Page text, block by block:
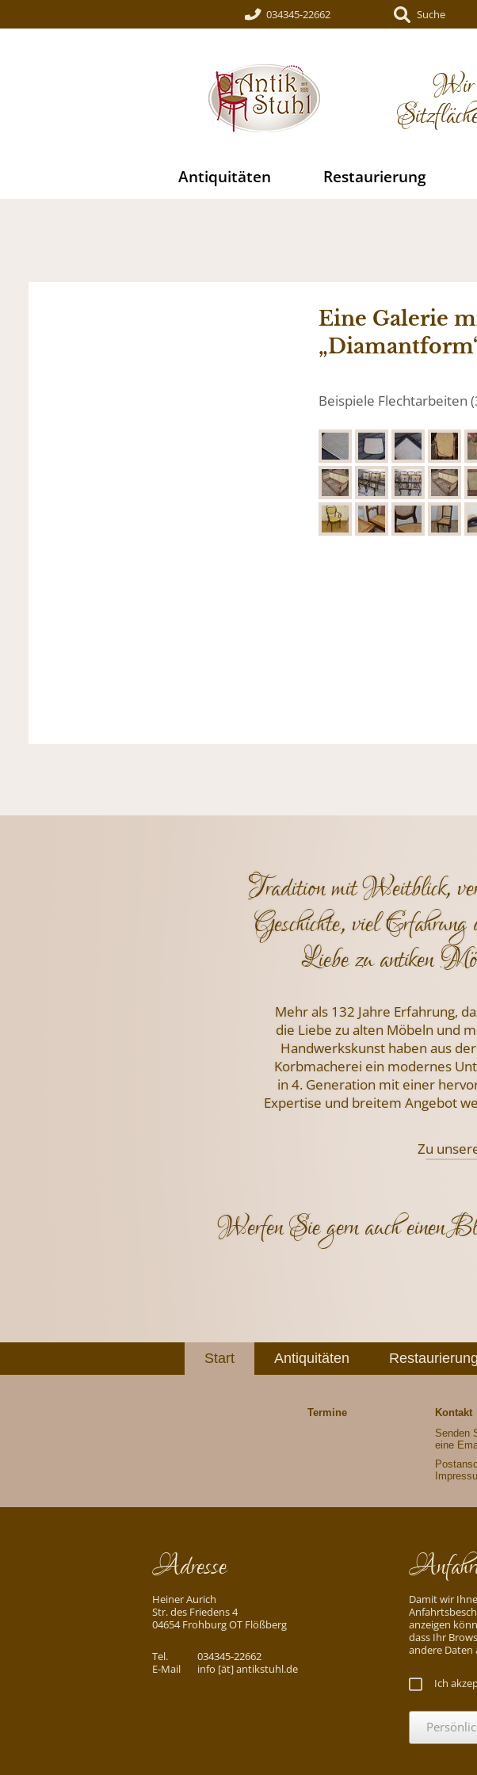
034345-22662 Suche
Wir
Antiquitäten Restaurierung
Eine Galerie
Beispiele Flechtarbeiten
Tradition mit Weitblick,
Geschichte, viel Erfahrung
Liebe zu antiken
Mehr als 132 Jahre Erfahrung,
die Liebe zu alten Möbeln und
Handwerkskunst haben aus
Korbmacherei ein modernes
in 4. Generation mit einer
Expertise und breitem Angebot
Zu
Werfen Sie gern auch einen
Start Antiquitäten Restaurierung
Termine
Kontakt
Senden
eine
Adresse
Heiner Aurich
Str. des Friedens 4
04654 Frohburg OT Flößberg
Tel.
034345-22662
E-Mail
info [ät] antikstuhl.de
Damit wir
anzeigen
dass Ihr
andere
Ich